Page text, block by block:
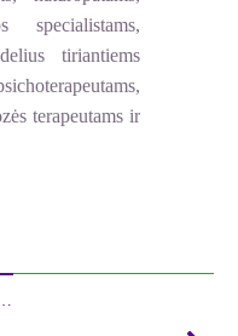
specialistams,
tiriantiems
terapeutams ir
sąjungos